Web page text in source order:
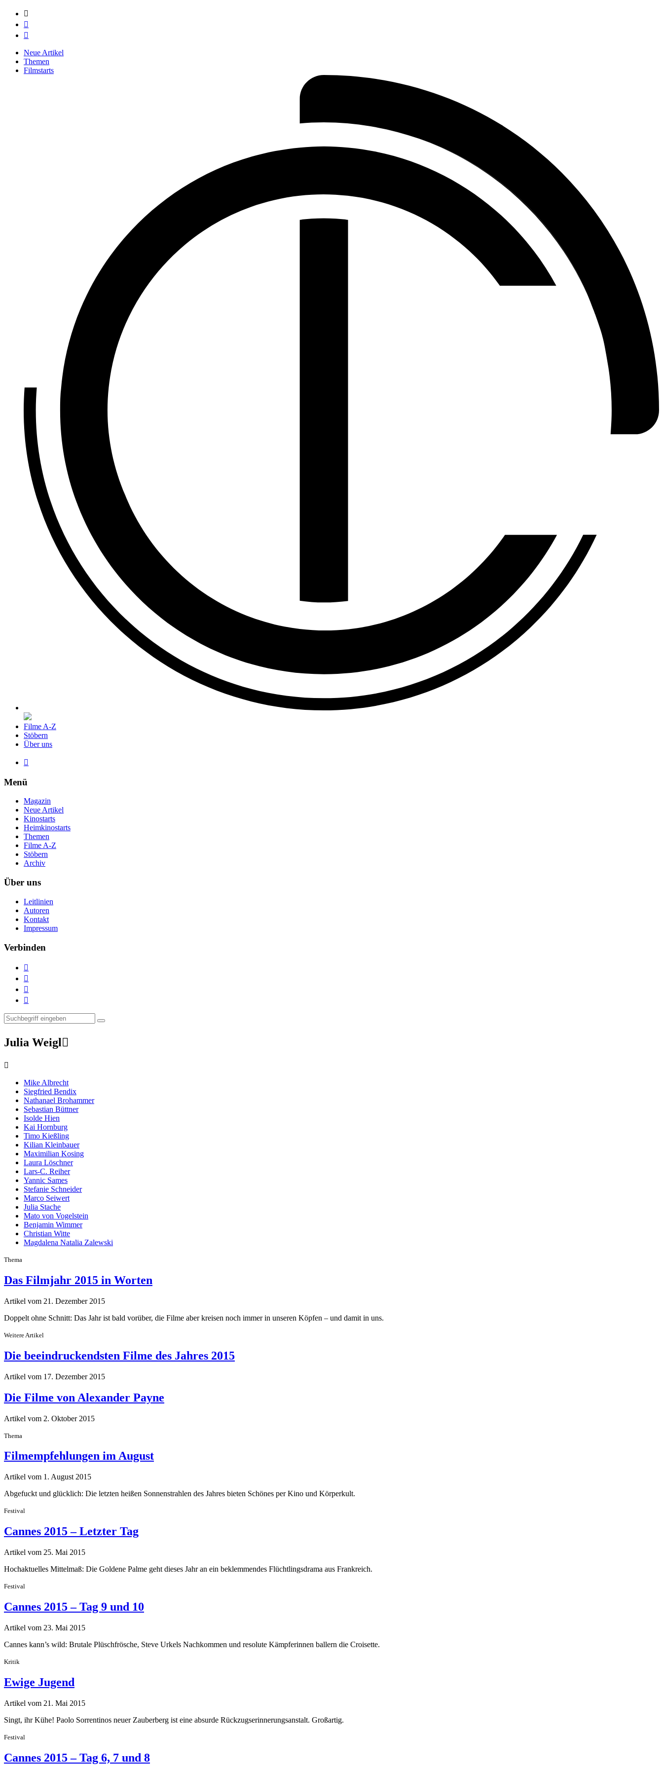



Neue Artikel
Themen
Filmstarts
Filme A-Z
Stöbern
Über uns

Menü
Magazin
Neue Artikel
Kinostarts
Heimkinostarts
Themen
Filme A-Z
Stöbern
Archiv
Über uns
Leitlinien
Autoren
Kontakt
Impressum
Verbinden




Julia Weigl

Mike Albrecht
Siegfried Bendix
Nathanael Brohammer
Sebastian Büttner
Isolde Hien
Kai Hornburg
Timo Kießling
Kilian Kleinbauer
Maximilian Kosing
Laura Löschner
Lars-C. Reiher
Yannic Sames
Stefanie Schneider
Marco Seiwert
Julia Stache
Mato von Vogelstein
Benjamin Wimmer
Christian Witte
Magdalena Natalia Zalewski
Thema
Das Filmjahr 2015 in Worten
Artikel vom 21. Dezember 2015
Doppelt ohne Schnitt: Das Jahr ist bald vorüber, die Filme aber kreisen noch immer in unseren Köpfen – und damit in uns.
Weitere Artikel
Die beeindruckendsten Filme des Jahres 2015
Artikel vom 17. Dezember 2015
Die Filme von Alexander Payne
Artikel vom 2. Oktober 2015
Thema
Filmempfehlungen im August
Artikel vom 1. August 2015
Abgefuckt und glücklich: Die letzten heißen Sonnenstrahlen des Jahres bieten Schönes per Kino und Körperkult.
Festival
Cannes 2015 – Letzter Tag
Artikel vom 25. Mai 2015
Hochaktuelles Mittelmaß: Die Goldene Palme geht dieses Jahr an ein beklemmendes Flüchtlingsdrama aus Frankreich.
Festival
Cannes 2015 – Tag 9 und 10
Artikel vom 23. Mai 2015
Cannes kann’s wild: Brutale Plüschfrösche, Steve Urkels Nachkommen und resolute Kämpferinnen ballern die Croisette.
Kritik
Ewige Jugend
Artikel vom 21. Mai 2015
Singt, ihr Kühe! Paolo Sorrentinos neuer Zauberberg ist eine absurde Rückzugserinnerungsanstalt. Großartig.
Festival
Cannes 2015 – Tag 6, 7 und 8